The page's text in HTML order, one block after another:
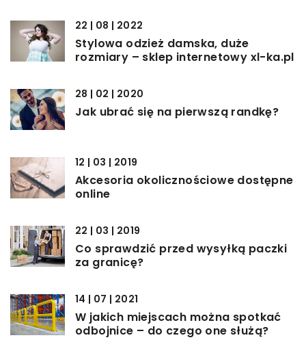
22 | 08 | 2022
Stylowa odzież damska, duże
rozmiary – sklep internetowy xl-ka.pl
28 | 02 | 2020
Jak ubrać się na pierwszą randkę?
12 | 03 | 2019
Akcesoria okolicznościowe dostępne
online
22 | 03 | 2019
Co sprawdzić przed wysyłką paczki
za granicę?
14 | 07 | 2021
W jakich miejscach można spotkać
odbojnice – do czego one służą?